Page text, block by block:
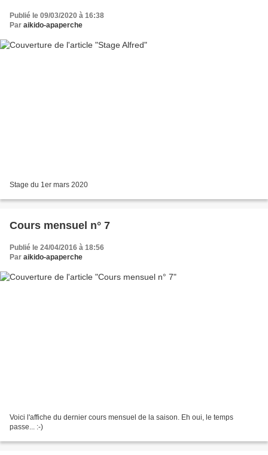
Publié le 09/03/2020 à 16:38
Par aikido-apaperche
Stage du 1er mars 2020
Cours mensuel n° 7
Publié le 24/04/2016 à 18:56
Par aikido-apaperche
Voici l'affiche du dernier cours mensuel de la saison. Eh oui, le temps
passe... :-)